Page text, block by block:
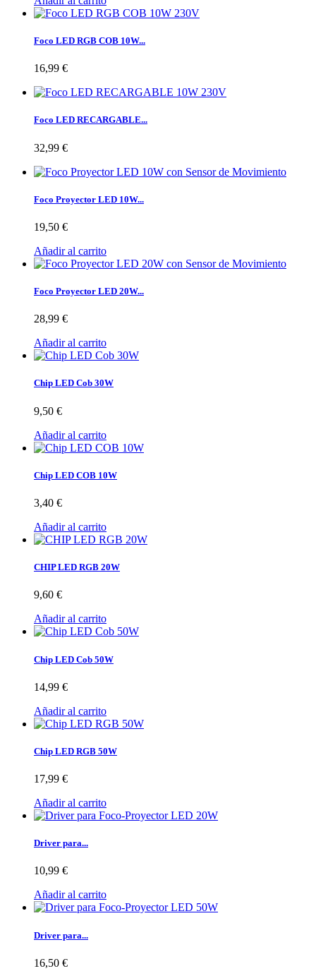
Foco LED RGB COB 10W...
16,99 €
Foco LED RECARGABLE...
32,99 €
Foco Proyector LED 10W...
19,50 €
Añadir al carrito
Foco Proyector LED 20W...
28,99 €
Añadir al carrito
Chip LED Cob 30W
9,50 €
Añadir al carrito
Chip LED COB 10W
3,40 €
Añadir al carrito
CHIP LED RGB 20W
9,60 €
Añadir al carrito
Chip LED Cob 50W
14,99 €
Añadir al carrito
Chip LED RGB 50W
17,99 €
Añadir al carrito
Driver para...
10,99 €
Añadir al carrito
Driver para...
16,50 €